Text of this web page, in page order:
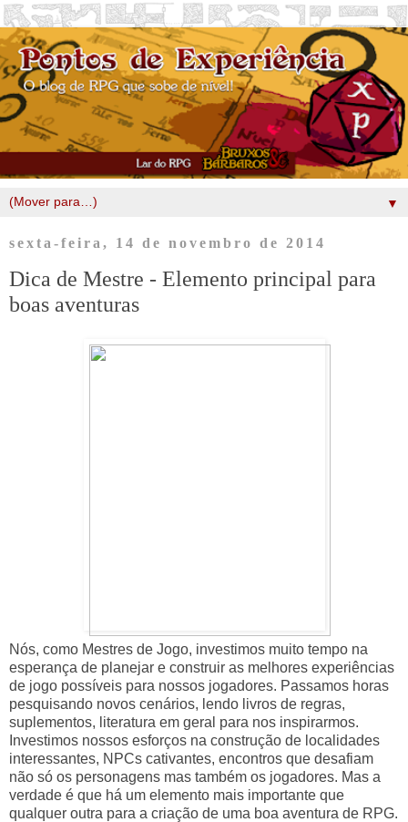
▼
sexta-feira, 14 de novembro de 2014
Dica de Mestre - Elemento principal para
boas aventuras
Nós, como Mestres de Jogo, investimos muito tempo na
esperança de planejar e construir as melhores experiências
de jogo possíveis para nossos jogadores. Passamos horas
pesquisando novos cenários, lendo livros de regras,
suplementos, literatura em geral para nos inspirarmos.
Investimos nossos esforços na construção de localidades
interessantes, NPCs cativantes, encontros que desafiam
não só os personagens mas também os jogadores. Mas a
verdade é que há um elemento mais importante que
qualquer outra para a criação de uma boa aventura de RPG.